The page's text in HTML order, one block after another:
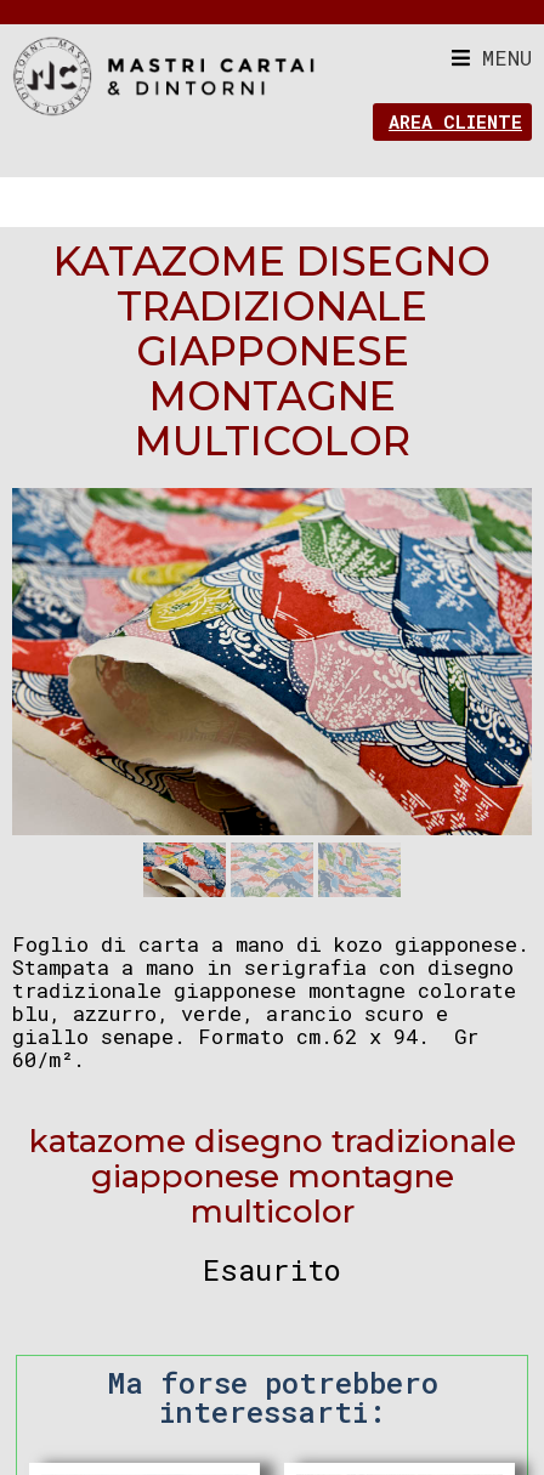
MENU
AREA CLIENTE
KATAZOME DISEGNO
TRADIZIONALE
GIAPPONESE
MONTAGNE
MULTICOLOR
Foglio di carta a mano di kozo giapponese.
Stampata a mano in serigrafia con disegno
tradizionale giapponese montagne colorate
blu, azzurro, verde, arancio scuro e
giallo senape. Formato cm.62 x 94. Gr
60/m².
katazome disegno tradizionale
giapponese montagne
multicolor
Esaurito
Ma forse potrebbero
interessarti: